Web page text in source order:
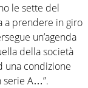
le sette del
a prendere in giro
un’agenda
della società
una condizione
serie A…”.